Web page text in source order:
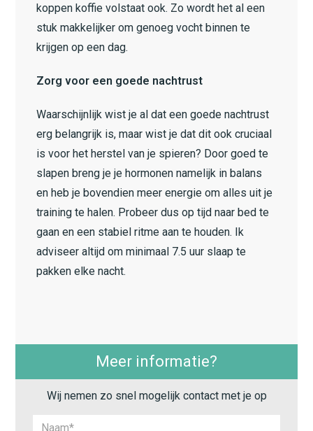
koppen koffie volstaat ook. Zo wordt het al een
stuk makkelijker om genoeg vocht binnen te
krijgen op een dag.
Zorg voor een goede nachtrust
Waarschijnlijk wist je al dat een goede nachtrust
erg belangrijk is, maar wist je dat dit ook cruciaal
is voor het herstel van je spieren? Door goed te
slapen breng je je hormonen namelijk in balans
en heb je bovendien meer energie om alles uit je
training te halen. Probeer dus op tijd naar bed te
gaan en een stabiel ritme aan te houden. Ik
adviseer altijd om minimaal 7.5 uur slaap te
pakken elke nacht.
Meer informatie?
Wij nemen zo snel mogelijk contact met je op